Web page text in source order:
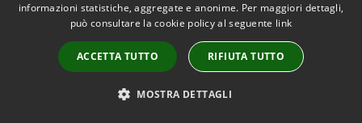
informazioni statistiche, aggregate e anonime. Per maggiori dettagli,
può consultare la cookie policy al seguente link
ACCETTA TUTTO RIFIUTA TUTTO
MOSTRA DETTAGLI